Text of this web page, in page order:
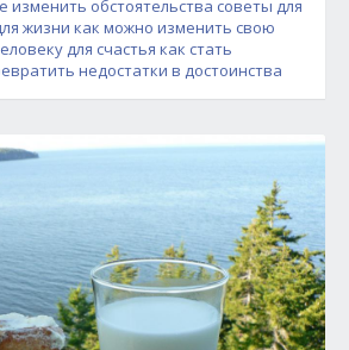
изменить обстоятельства советы для
жизни как можно изменить свою
для счастья как стать
недостатки в достоинства